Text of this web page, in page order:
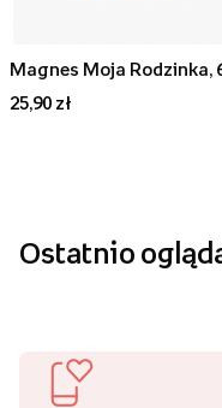
25,90 zł
Ostatnio